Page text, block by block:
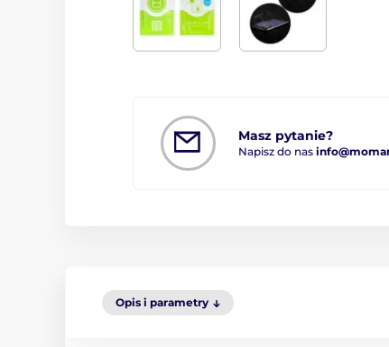
Masz pytanie?
Napisz do nas
Opis i parametry